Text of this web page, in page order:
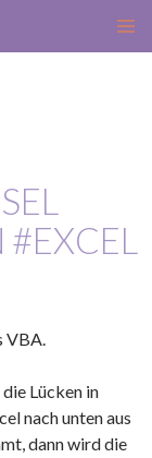
#EXCEL
VBA.
Lücken in
nach unten aus
dann wird die